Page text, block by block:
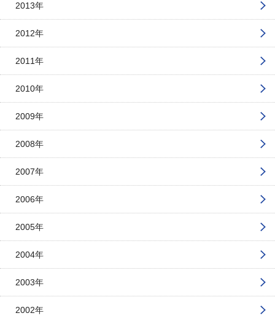
2013年
2012年
2011年
2010年
2009年
2008年
2007年
2006年
2005年
2004年
2003年
2002年